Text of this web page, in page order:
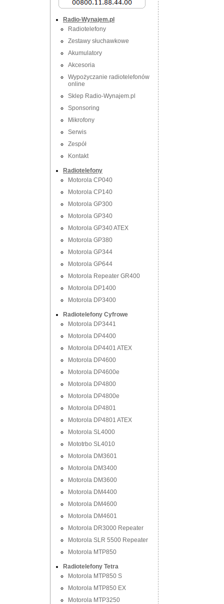
Radio-Wynajem.pl
Radiotelefony
Zestawy słuchawkowe
Akumulatory
Akcesoria
Wypożyczanie radiotelefonów
online
Sklep Radio-Wynajem.pl
Sponsoring
Mikrofony
Serwis
Zespół
Kontakt
Radiotelefony
Motorola CP040
Motorola CP140
Motorola GP300
Motorola GP340
Motorola GP340 ATEX
Motorola GP380
Motorola GP344
Motorola GP644
Motorola Repeater GR400
Motorola DP1400
Motorola DP3400
Radiotelefony Cyfrowe
Motorola DP3441
Motorola DP4400
Motorola DP4401 ATEX
Motorola DP4600
Motorola DP4600e
Motorola DP4800
Motorola DP4800e
Motorola DP4801
Motorola DP4801 ATEX
Motorola SL4000
Mototrbo SL4010
Motorola DM3601
Motorola DM3400
Motorola DM3600
Motorola DM4400
Motorola DM4600
Motorola DM4601
Motorola DR3000 Repeater
Motorola SLR 5500 Repeater
Motorola MTP850
Radiotelefony Tetra
Motorola MTP850 S
Motorola MTP850 EX
Motorola MTP3250